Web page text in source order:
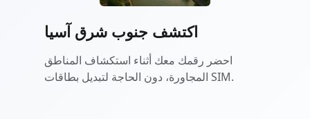
اكتشف جنوب شرق آسيا
احضر رقمك معك أثناء استكشاف المناطق
المجاورة، دون الحاجة لتبديل بطاقات SIM.